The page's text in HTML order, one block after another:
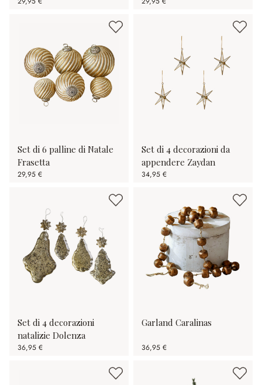
Set di 6 palline di Natale
Frasetta
29,95 €
Set di 4 decorazioni da
appendere Zaydan
34,95 €
Set di 4 decorazioni
natalizie Dolenza
36,95 €
Garland Caralinas
36,95 €